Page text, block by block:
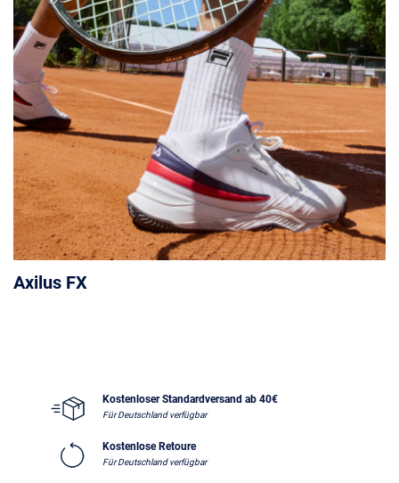
Axilus FX
Kostenloser Standardversand ab 40€
Für Deutschland verfügbar
Kostenlose Retoure
Für Deutschland verfügbar